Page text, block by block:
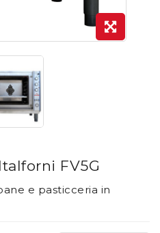
FV5G
e pasticceria in